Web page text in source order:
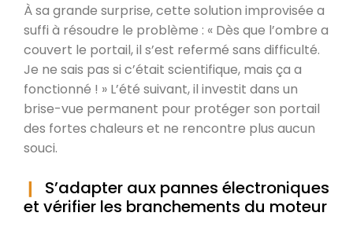
À sa grande surprise, cette solution improvisée a
suffi à résoudre le problème : « Dès que l’ombre a
couvert le portail, il s’est refermé sans difficulté.
Je ne sais pas si c’était scientifique, mais ça a
fonctionné ! » L’été suivant, il investit dans un
brise-vue permanent pour protéger son portail
des fortes chaleurs et ne rencontre plus aucun
souci.
S’adapter aux pannes électroniques
et vérifier les branchements du moteur